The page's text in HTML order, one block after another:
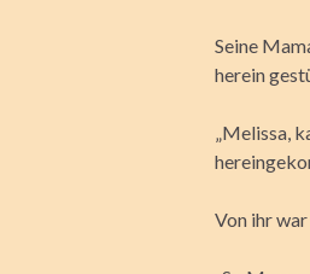
Seine
herein
„Melissa,
Von ihr war